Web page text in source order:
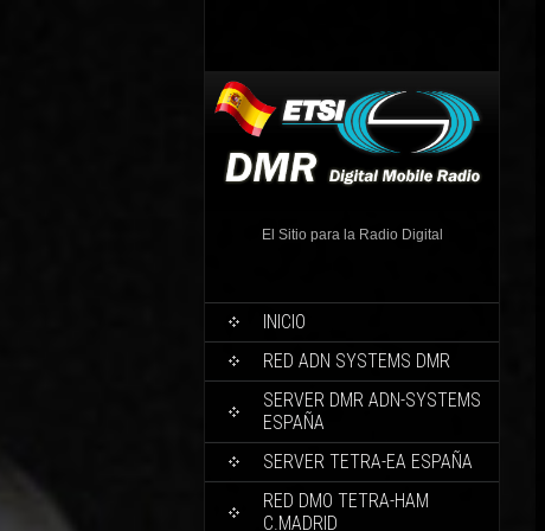
El Sitio para la Radio Digital
INICIO
RED ADN SYSTEMS DMR
SERVER DMR ADN-SYSTEMS
ESPAÑA
SERVER TETRA-EA ESPAÑA
RED DMO TETRA-HAM
C.MADRID